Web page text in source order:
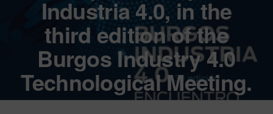
Industria 4.0, in the
third edition of the
Burgos Industry 4.0
Technological Meeting.